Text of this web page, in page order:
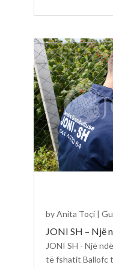
JONI SH – Një
byAnita Toçi|
JONI SH - Një
të fshatit Ballofc